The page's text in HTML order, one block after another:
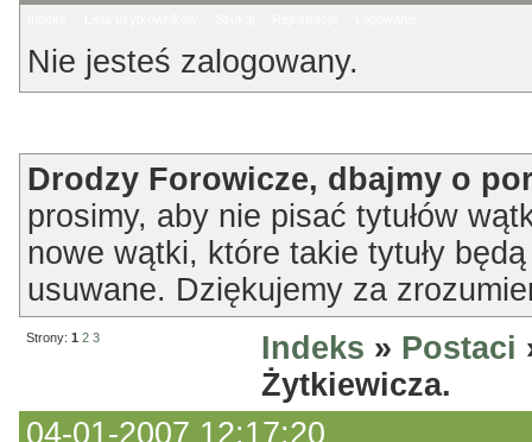
Nie jesteś zalogowany.
Drodzy Forowicze, dbajmy o
prosimy, aby nie pisać tytułów
nowe wątki, które takie tytuły
usuwane. Dziękujemy za
Strony: 1 2 3 Indeks » Postaci
Żytkiewicza.
04-01-2007 12:17:20